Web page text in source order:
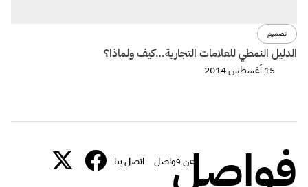
تصميم
الدليل النمطي للعلامات التجارية…كيف ولماذا؟
15 أغسطس 2014
فواصل
عن فواصل اتصل بنا